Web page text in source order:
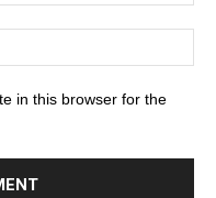
in this browser for the